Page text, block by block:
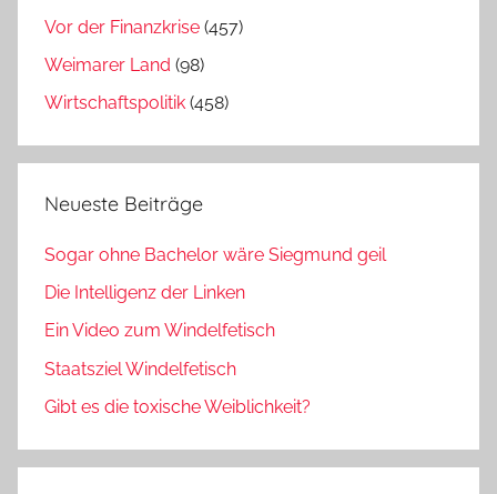
Vor der Finanzkrise (457)
Weimarer Land (98)
Wirtschaftspolitik (458)
Neueste Beiträge
Sogar ohne Bachelor wäre Siegmund geil
Die Intelligenz der Linken
Ein Video zum Windelfetisch
Staatsziel Windelfetisch
Gibt es die toxische Weiblichkeit?